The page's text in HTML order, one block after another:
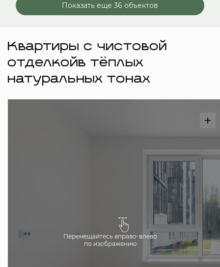
Показать еще 36 объектов
Квартиры с чистовой
отделкойв тёплых
натуральных тонах
Перемещайтесь вправо-влево
по изображению